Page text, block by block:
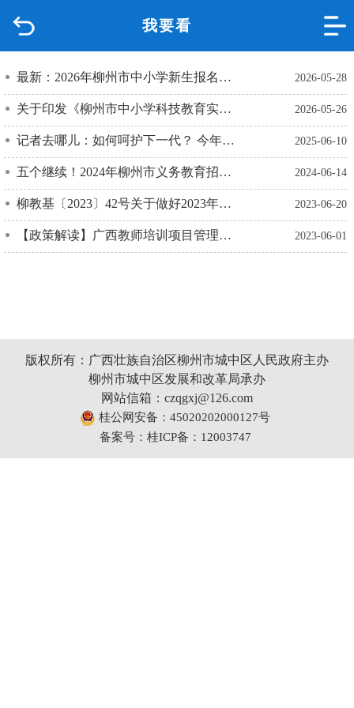
我要看
品质城中
新闻中心
政府信息公开
网上办事
2026-05-28
最新：2026年柳州市中小学新生报名时间公布！报名方式、学区查询入口来了→
2026-05-26
关于印发《柳州市中小学科技教育实施方案（2026—2030年）》的通知
2025-06-10
记者去哪儿：如何呵护下一代？ 今年两会，从课间一杯奶说起
2024-06-14
五个继续！2024年柳州市义务教育招生政策维持稳定
2023-06-20
柳教基〔2023〕42号关于做好2023年秋季学期中小学教学用书征订工作的通知
2023-06-01
【政策解读】广西教师培训项目管理办法(修订)
版权所有：广西壮族自治区柳州市城中区人民政府主办
柳州市城中区发展和改革局承办
网站信箱：czqgxj@126.com
桂公网安备：45020202000127号
备案号：桂ICP备：12003747